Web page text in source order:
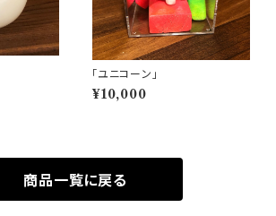
「ユニコーン」
¥10,000
商品一覧に戻る